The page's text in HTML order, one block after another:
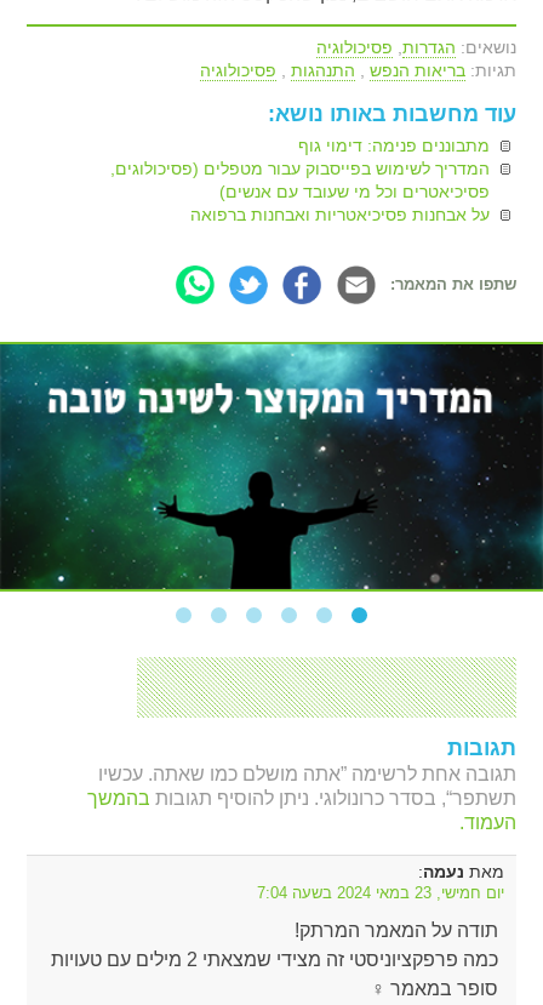
נושאים: הגדרות פסיכולוגיה
תגיות:בריאות הנפש התנהגות פסיכולוגיה
עוד מחשבות באותו נושא:
מתבוננים פנימה: דימוי גוף
המדריך לשימוש בפייסבוק עבור מטפלים (פסיכולוגים,
פסיכיאטרים וכל מי שעובד עם אנשים)
על אבחנות פסיכיאטריות ואבחנות ברפואה
שתפו את המאמר:
תגובות
תגובה אחת לרשימה ”אתה מושלם כמו שאתה. עכשיו
תשתפר“, בסדר כרונולוגי. ניתן להוסיף תגובות בהמשך
העמוד.
מאת נעמה:
יום חמישי, 23 במאי 2024 בשעה 7:04
תודה על המאמר המרתק!
כמה פרפקציוניסטי זה מצידי שמצאתי 2 מילים עם טעויות
סופר במאמר ‍♀️